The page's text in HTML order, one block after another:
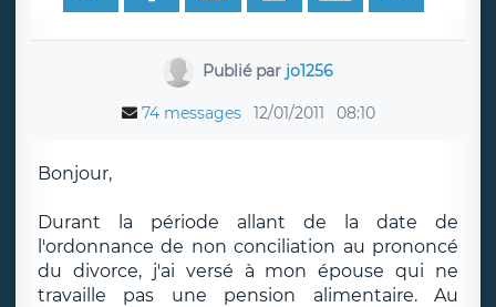
Publié par jo1256
74 messages 12/01/2011 08:10
Bonjour,
Durant la période allant de la date de
l'ordonnance de non conciliation au prononcé
du divorce, j'ai versé à mon épouse qui ne
travaille pas une pension alimentaire. Au